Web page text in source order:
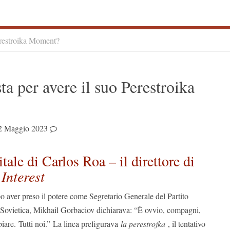
Moment?
per avere il suo Perestroika
Maggio 2023
di Carlos Roa – il direttore di
aver preso il potere come Segretario Generale del Partito
Mikhail Gorbaciov dichiarava: “È ovvio, compagni,
Tutti noi.” La linea prefigurava la perestrojka , il tentativo